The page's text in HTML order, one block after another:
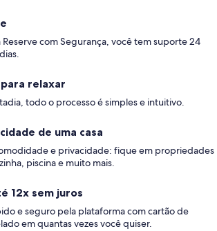
Reserve com Segurança, você tem suporte 24
relaxar
todo o processo é simples e intuitivo.
de uma casa
e privacidade: fique em propriedades
piscina e muito mais.
12x sem juros
e seguro pela plataforma com cartão de
em quantas vezes você quiser.